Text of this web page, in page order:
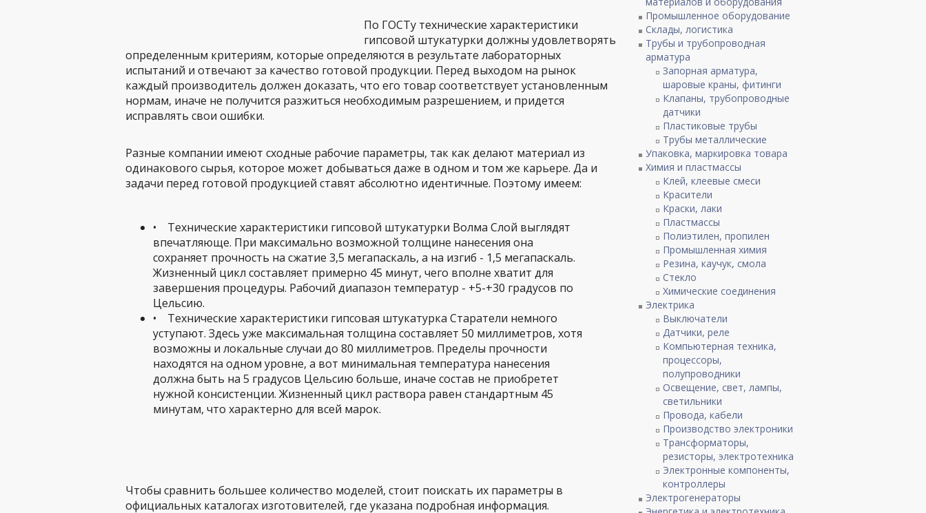
По ГОСТу технические характеристики
гипсовой штукатурки должны удовлетворять
определенным критериям, которые определяются в результате лабораторных
испытаний и отвечают за качество готовой продукции. Перед выходом на рынок
каждый производитель должен доказать, что его товар соответствует установленным
нормам, иначе не получится разжиться необходимым разрешением, и придется
исправлять свои ошибки.
Разные компании имеют сходные рабочие параметры, так как делают материал из
одинакового сырья, которое может добываться даже в одном и том же карьере. Да и
задачи перед готовой продукцией ставят абсолютно идентичные. Поэтому имеем:
• Технические характеристики гипсовой штукатурки Волма Слой выглядят
впечатляюще. При максимально возможной толщине нанесения она
сохраняет прочность на сжатие 3,5 мегапаскаль, а на изгиб - 1,5 мегапаскаль.
Жизненный цикл составляет примерно 45 минут, чего вполне хватит для
завершения процедуры. Рабочий диапазон температур - +5-+30 градусов по
Цельсию.
• Технические характеристики гипсовая штукатурка Старатели немного
уступают. Здесь уже максимальная толщина составляет 50 миллиметров, хотя
возможны и локальные случаи до 80 миллиметров. Пределы прочности
находятся на одном уровне, а вот минимальная температура нанесения
должна быть на 5 градусов Цельсию больше, иначе состав не приобретет
нужной консистенции. Жизненный цикл раствора равен стандартным 45
минутам, что характерно для всей марок.
Чтобы сравнить большее количество моделей, стоит поискать их параметры в
официальных каталогах изготовителей, где указана подробная информация.
Промышленное оборудование
Склады, логистика
Трубы и трубопроводная
арматура
Запорная арматура,
шаровые краны, фитинги
Клапаны, трубопроводные
датчики
Пластиковые трубы
Трубы металлические
Упаковка, маркировка товара
Химия и пластмассы
Клей, клеевые смеси
Красители
Краски, лаки
Пластмассы
Полиэтилен, пропилен
Промышленная химия
Резина, каучук, смола
Стекло
Химические соединения
Электрика
Выключатели
Датчики, реле
Компьютерная техника,
процессоры,
полупроводники
Освещение, свет, лампы,
светильники
Провода, кабели
Производство электроники
Трансформаторы,
резисторы, электротехника
Электронные компоненты,
контроллеры
Электрогенераторы